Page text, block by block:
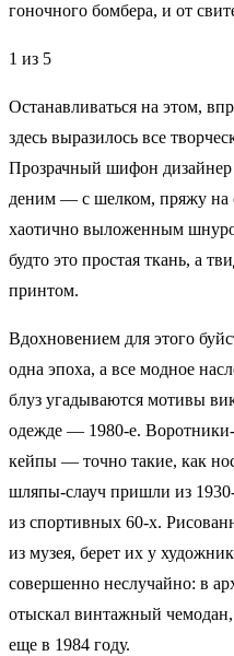
гоночного бомбера, и от
1 из 5
Останавливаться на этом,
здесь выразилось все
Прозрачный шифон
деним — с шелком, пряжу на
хаотично выложенным
будто это простая ткань, а
принтом.
Вдохновением для этого
одна эпоха, а все модное
блуз угадываются мотивы
одежде — 1980-е. Воротники-
кейпы — точно такие, как
шляпы-слауч пришли из
из спортивных 60-х.
из музея, берет их у
совершенно неслучайно: в
отыскал винтажный
еще в 1984 году.